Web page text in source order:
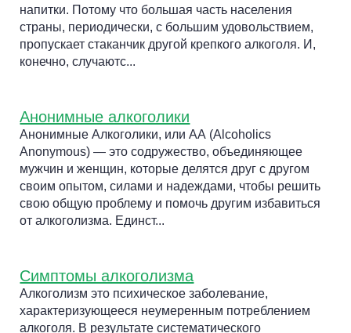
напитки. Потому что большая часть населения
страны, периодически, с большим удовольствием,
пропускает стаканчик другой крепкого алкоголя. И,
конечно, случаютс...
Анонимные алкоголики
Анонимные Алкоголики, или АА (Alcoholics
Anonymous) — это содружество, объединяющее
мужчин и женщин, которые делятся друг с другом
своим опытом, силами и надеждами, чтобы решить
свою общую проблему и помочь другим избавиться
от алкоголизма. Единст...
Симптомы алкоголизма
Алкоголизм это психическое заболевание,
характеризующееся неумеренным потреблением
алкоголя. В результате систематического